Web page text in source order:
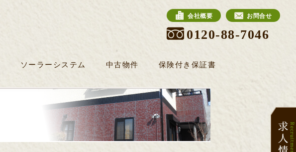
会社概要 お問合せ
0120-88-7046
ソーラーシステム 中古物件 保険付き保証書